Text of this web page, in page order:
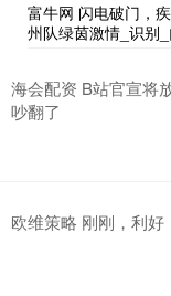
富牛网 闪电破门，
州队绿茵激情_识别
海会配资 B站官宣将
吵翻了
欧维策略 刚刚，利